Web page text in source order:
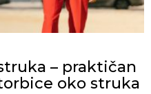
– praktičan
oko struka